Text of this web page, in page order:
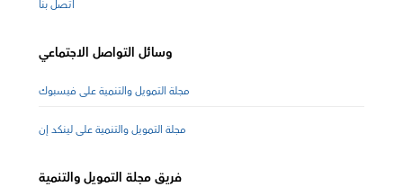
اتصل بنا
وسائل التواصل الاجتماعي
مجلة التمويل والتنمية على فيسبوك
مجلة التمويل والتنمية على لينكد إن
فريق مجلة التمويل والتنمية